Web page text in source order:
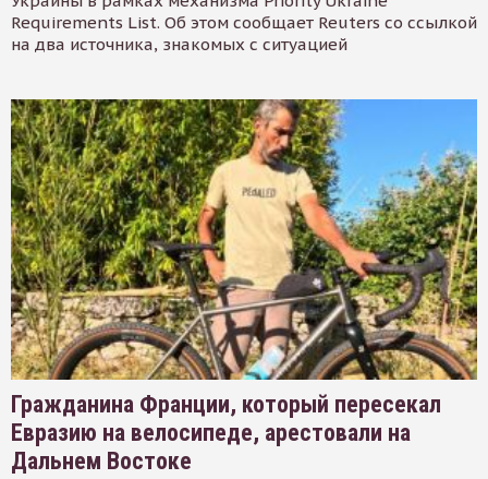
Requirements List. Об этом сообщает Reuters со ссылкой
на два источника, знакомых с ситуацией
Гражданина Франции, который пересекал
Евразию на велосипеде, арестовали на
Дальнем Востоке